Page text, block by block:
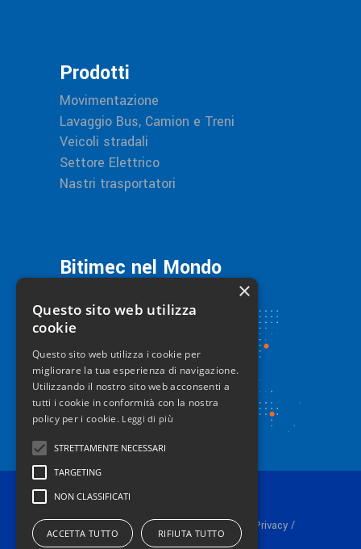
Prodotti
Movimentazione
Lavaggio Bus, Camion e Treni
Veicoli stradali
Settore Elettrico
Nastri trasportatori
Bitimec nel Mondo
© 2024 Bitimec srl P.iva 01253530511 / Privacy/
×
Questo sito web utilizza
cookie
Questo sito web utilizza i cookie per
migliorare la tua esperienza di navigazione.
Utilizzando il nostro sito web acconsenti a
tutti i cookie in conformità con la nostra
policy per i cookie. Leggi di più
STRETTAMENTE NECESSARI
TARGETING
NON CLASSIFICATI
ACCETTA TUTTO RIFIUTA TUTTO